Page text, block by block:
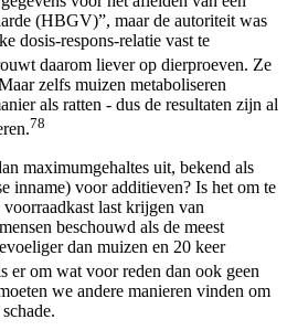
(HBGV)”, maar de autoriteit was
dosis-respons-relatie vast te
daarom liever op dierproeven. Ze
zelfs muizen metaboliseren
als ratten - dus de resultaten zijn al
78
maximumgehaltes uit, bekend als
inname) voor additieven? Is het om te
last krijgen van
beschouwd als de meest
dan muizen en 20 keer
er om wat voor reden dan ook geen
we andere manieren vinden om